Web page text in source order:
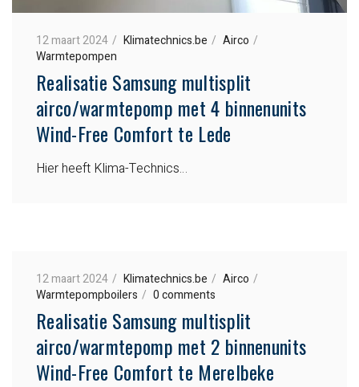
12 maart 2024 Klimatechnics.be
Airco
Warmtepompen
Realisatie Samsung multisplit
airco/warmtepomp met 4 binnenunits
Wind-Free Comfort te Lede
Hier heeft Klima-Technics…
12 maart 2024 Klimatechnics.be
Airco
Warmtepompboilers
0 comments
Realisatie Samsung multisplit
airco/warmtepomp met 2 binnenunits
Wind-Free Comfort te Merelbeke